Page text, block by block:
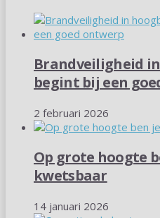
Brandveiligheid
begint bij een
2 februari 2026
Op grote hoogte
kwetsbaar
14 januari 2026